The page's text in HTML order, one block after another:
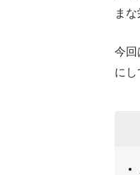
ま
今回
にし